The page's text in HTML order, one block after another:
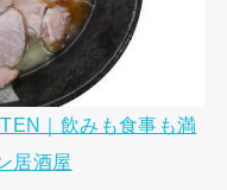
｜飲みも食事も満
居酒屋